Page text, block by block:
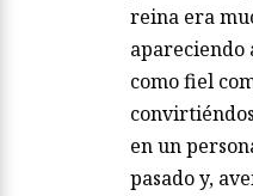
reina era
apareciendo
como fiel
en un
pasado y,